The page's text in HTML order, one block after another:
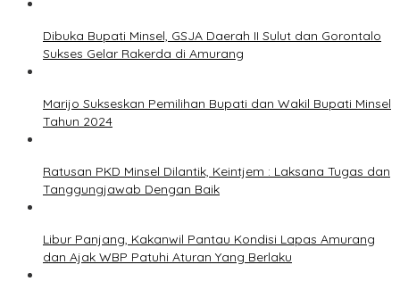
Dibuka Bupati Minsel, GSJA Daerah II Sulut dan Gorontalo
Sukses Gelar Rakerda di Amurang
Marijo Sukseskan Pemilihan Bupati dan Wakil Bupati Minsel
Tahun 2024
Ratusan PKD Minsel Dilantik, Keintjem : Laksana Tugas dan
Tanggungjawab Dengan Baik
Libur Panjang, Kakanwil Pantau Kondisi Lapas Amurang
dan Ajak WBP Patuhi Aturan Yang Berlaku